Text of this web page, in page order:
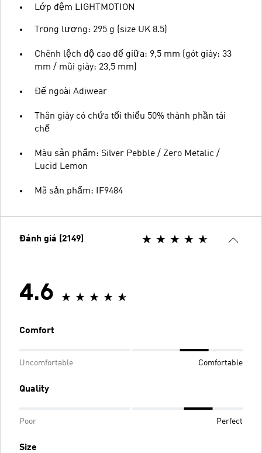
Lớp đệm LIGHTMOTION
Trọng lượng: 295 g (size UK 8.5)
Chênh lệch độ cao đế giữa: 9,5 mm (gót giày: 33
mm / mũi giày: 23,5 mm)
Đế ngoài Adiwear
Thân giày có chứa tối thiểu 50% thành phần tái
chế
Màu sản phẩm: Silver Pebble / Zero Metalic /
Lucid Lemon
Mã sản phẩm: IF9484
Đánh giá (2149)
4.6
Comfort
Uncomfortable Comfortable
Quality
Poor Perfect
Size